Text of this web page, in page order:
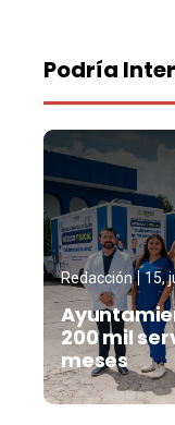
Podría
Redacción 15,
200 mil
meses